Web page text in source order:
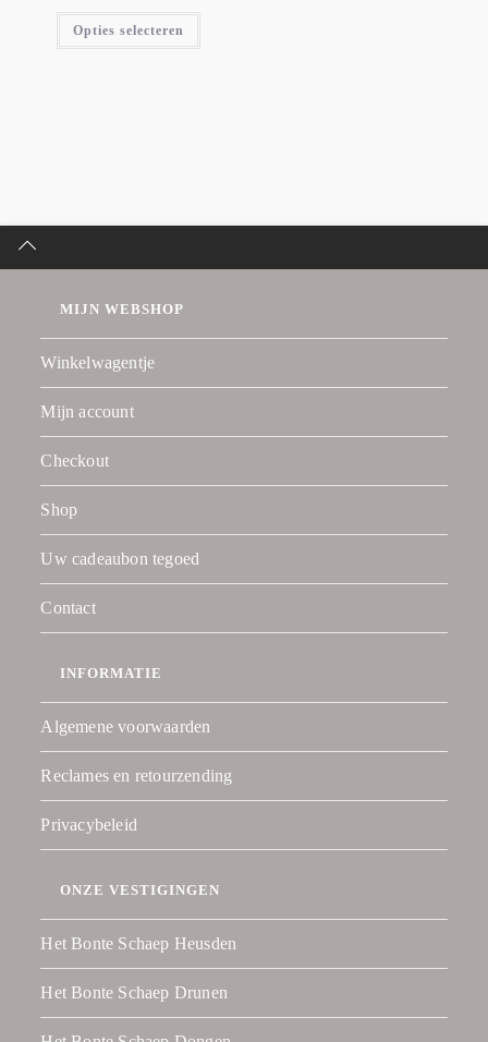
Opties selecteren
MIJN WEBSHOP
Winkelwagentje
Mijn account
Checkout
Shop
Uw cadeaubon tegoed
Contact
INFORMATIE
Algemene voorwaarden
Reclames en retourzending
Privacybeleid
ONZE VESTIGINGEN
Het Bonte Schaep Heusden
Het Bonte Schaep Drunen